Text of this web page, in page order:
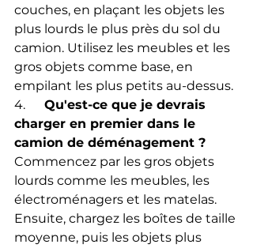
couches, en plaçant les objets les
plus lourds le plus près du sol du
camion. Utilisez les meubles et les
gros objets comme base, en
empilant les plus petits au-dessus.
4. Qu'est-ce que je devrais
charger en premier dans le
camion de déménagement ?
Commencez par les gros objets
lourds comme les meubles, les
électroménagers et les matelas.
Ensuite, chargez les boîtes de taille
moyenne, puis les objets plus